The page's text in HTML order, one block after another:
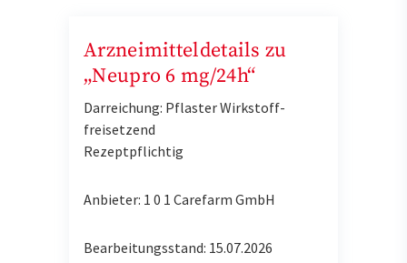
Arzneimitteldetails zu
„Neupro 6 mg/24h“
Darreichung: Pflaster Wirkstoff-
freisetzend
Rezeptpflichtig
Anbieter: 1 0 1 Carefarm GmbH
Bearbeitungsstand: 15.07.2026